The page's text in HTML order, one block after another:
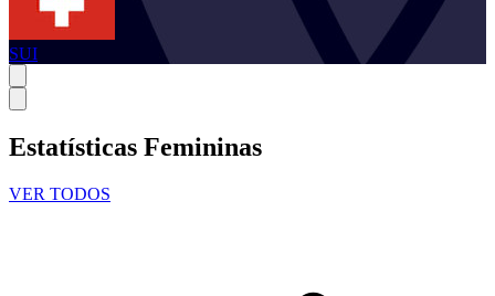
SUI
Estatísticas Femininas
VER TODOS